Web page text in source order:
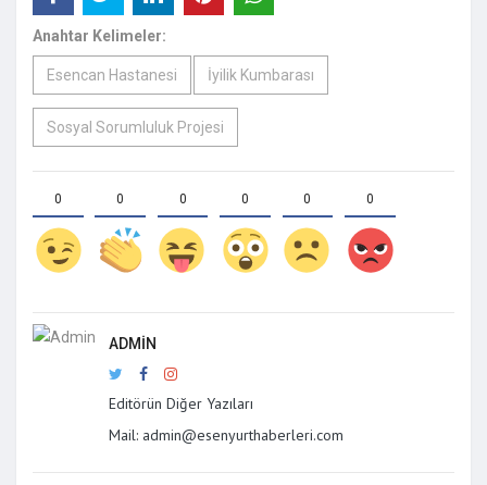
Anahtar Kelimeler:
Esencan Hastanesi İyilik Kumbarası
Sosyal Sorumluluk Projesi
0 0 0 0 0 0
ADMIN
Editörün Diğer Yazıları
Mail: admin@esenyurthaberleri.com